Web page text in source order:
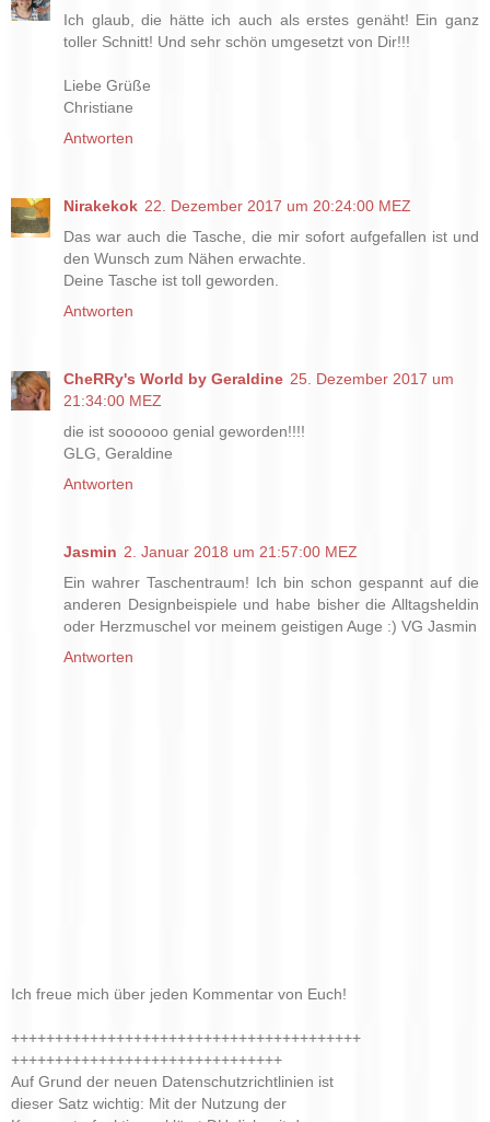
Ich glaub, die hätte ich auch als erstes genäht! Ein ganz
toller Schnitt! Und sehr schön umgesetzt von Dir!!!
Liebe Grüße
Christiane
Antworten
Nirakekok 22. Dezember 2017 um 20:24:00 MEZ
Das war auch die Tasche, die mir sofort aufgefallen ist und
den Wunsch zum Nähen erwachte.
Deine Tasche ist toll geworden.
Antworten
CheRRy's World by Geraldine 25. Dezember 2017 um
21:34:00 MEZ
die ist soooooo genial geworden!!!!
GLG, Geraldine
Antworten
Jasmin 2. Januar 2018 um 21:57:00 MEZ
Ein wahrer Taschentraum! Ich bin schon gespannt auf die
anderen Designbeispiele und habe bisher die Alltagsheldin
oder Herzmuschel vor meinem geistigen Auge :) VG Jasmin
Antworten
Ich freue mich über jeden Kommentar von Euch!
++++++++++++++++++++++++++++++++++++++++
+++++++++++++++++++++++++++++++
Auf Grund der neuen Datenschutzrichtlinien ist
dieser Satz wichtig: Mit der Nutzung der